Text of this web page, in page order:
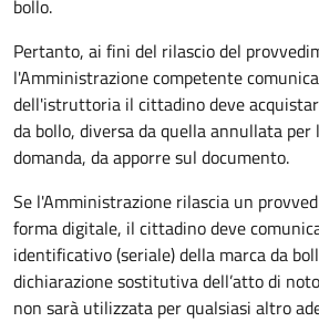
bollo.
Pertanto, ai fini del rilascio del
l'Amministrazione competente
dell'istruttoria il cittadino deve
da bollo, diversa da quella annullata per
domanda, da apporre sul documento.
Se l'Amministrazione rilascia un
forma digitale, il cittadino deve
identificativo (seriale) della marca da
dichiarazione sostitutiva dell’atto di
non sarà utilizzata per qualsiasi altro